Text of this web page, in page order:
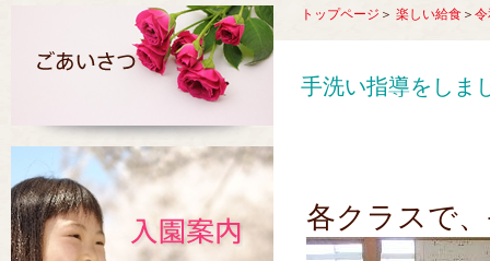
トップページ ＞ 楽しい給食 ＞
手洗い指導をしま
各クラスで